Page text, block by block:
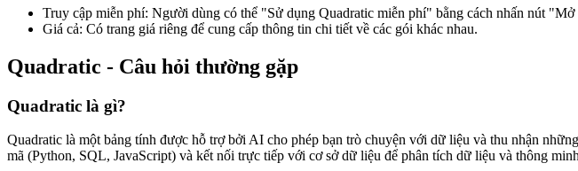
Truy cập miễn phí: Người dùng có thể "Sử dụng Quadratic miễn phí" bằng cách nhấn nút "Mở
Giá cả: Có trang giá riêng để cung cấp thông tin chi tiết về các gói khác nhau.
Quadratic - Câu hỏi thường gặp
Quadratic là gì?
Quadratic là một bảng tính được hỗ trợ bởi AI cho phép bạn trò chuyện với dữ liệu và thu nhận
mã (Python, SQL, JavaScript) và kết nối trực tiếp với cơ sở dữ liệu để phân tích dữ liệu và thông